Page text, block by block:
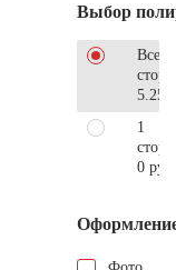
Выбор
Все
1
0 руб.